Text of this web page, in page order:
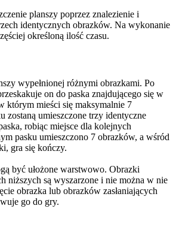
planszy poprzez znalezienie i
identycznych obrazków. Na wykonanie
określoną ilość czasu.
wypełnionej różnymi obrazkami. Po
on do paska znajdującego się w
którym mieści się maksymalnie 7
zostaną umieszczone trzy identyczne
robiąc miejsce dla kolejnych
pasku umieszczono 7 obrazków, a wśród
gra się kończy.
być ułożone warstwowo. Obrazki
niższych są wyszarzone i nie można w nie
obrazka lub obrazków zasłaniających
go do gry.